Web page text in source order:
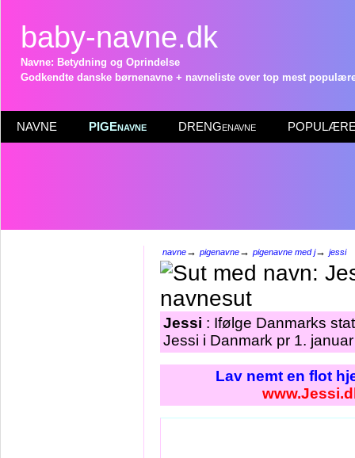
baby-navne.dk
Navne: Betydning og Oprindelse
Godkendte danske børnenavne + navneliste over top mest
NAVNE PIGEnavne DRENGenavne POPULÆRE
navne→ pigenavne→ pigenavne med j→ jessi
Jessi : Ifølge Danmarks
Jessi i Danmark pr 1.
Lav nemt en flot